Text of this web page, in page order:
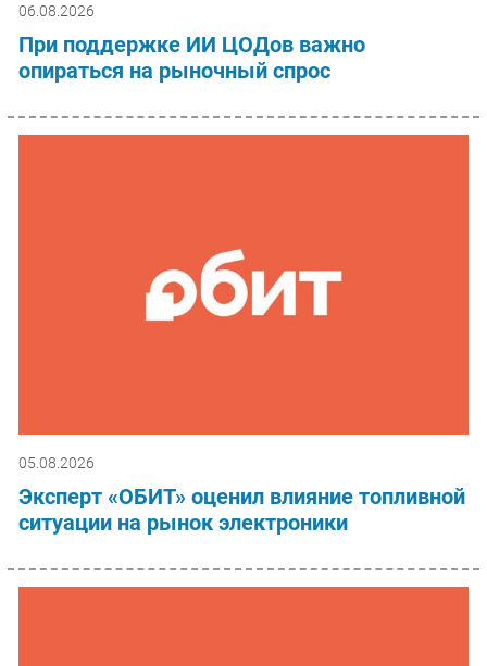
06.08.2026
При поддержке ИИ ЦОДов важно
опираться на рыночный спрос
05.08.2026
Эксперт «ОБИТ» оценил влияние топливной
ситуации на рынок электроники